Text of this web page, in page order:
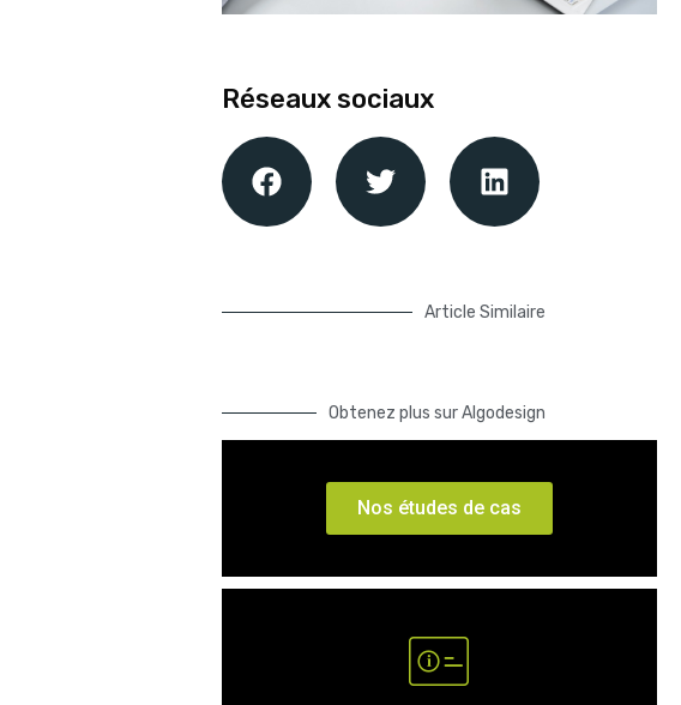
Réseaux sociaux​
Article Similaire
Obtenez plus sur Algodesign
Nos études de cas